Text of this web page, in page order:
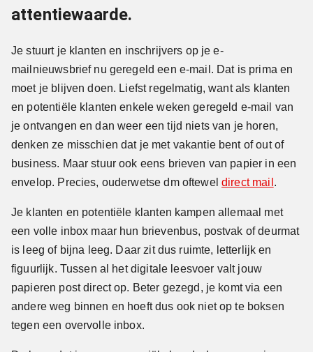
attentiewaarde.
Je stuurt je klanten en inschrijvers op je e-
mailnieuwsbrief nu geregeld een e-mail. Dat is prima en
moet je blijven doen. Liefst regelmatig, want als klanten
en potentiële klanten enkele weken geregeld e-mail van
je ontvangen en dan weer een tijd niets van je horen,
denken ze misschien dat je met vakantie bent of out of
business. Maar stuur ook eens brieven van papier in een
envelop. Precies, ouderwetse dm ofteweldirect mail .
Je klanten en potentiële klanten kampen allemaal met
een volle inbox maar hun brievenbus, postvak of deurmat
is leeg of bijna leeg. Daar zit dus ruimte, letterlijk en
figuurlijk. Tussen al het digitale leesvoer valt jouw
papieren post direct op. Beter gezegd, je komt via een
andere weg binnen en hoeft dus ook niet op te boksen
tegen een overvolle inbox.